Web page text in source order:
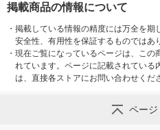
掲載商品の情報について
・ 掲載している情報の精度には万全を期
安全性、有用性を保証するものではあ
・ 現在ご覧になっているページは、この
れています。ページに記載されている
は、直接各ストアにお問い合わせくだ
ペー